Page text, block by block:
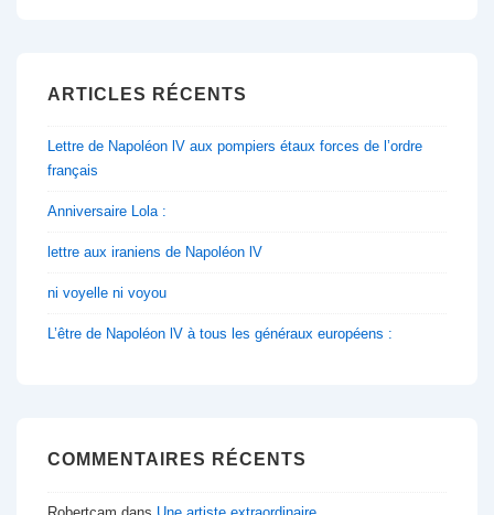
ARTICLES RÉCENTS
Lettre de Napoléon lV aux pompiers étaux forces de l’ordre
français
Anniversaire Lola :
lettre aux iraniens de Napoléon lV
ni voyelle ni voyou
L’être de Napoléon lV à tous les généraux européens :
COMMENTAIRES RÉCENTS